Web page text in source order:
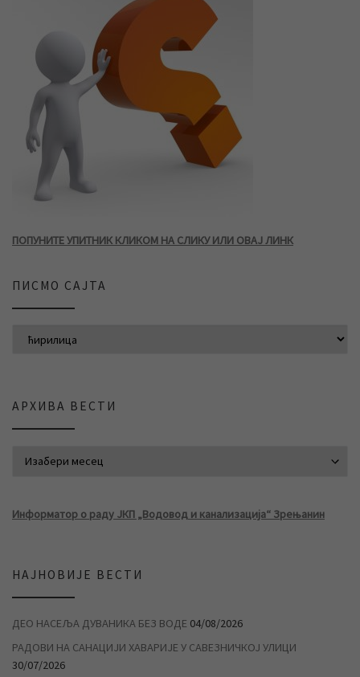
ПОПУНИТЕ УПИТНИК КЛИКОМ НА СЛИКУ ИЛИ ОВАЈ ЛИНК
ПИСМО САЈТА
АРХИВА ВЕСТИ
Информатор о раду ЈКП „Водовод и канализација“ Зрењанин
НАЈНОВИЈЕ ВЕСТИ
ДЕО НАСЕЉА ДУВАНИКА БЕЗ ВОДЕ 04/08/2026
РАДОВИ НА САНАЦИЈИ ХАВАРИЈЕ У САВЕЗНИЧКОЈ УЛИЦИ
30/07/2026